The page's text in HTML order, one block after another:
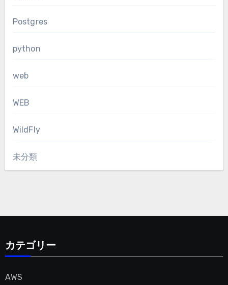
Postgres
python
web
WEB
WildFly
未分類
カテゴリー
AWS